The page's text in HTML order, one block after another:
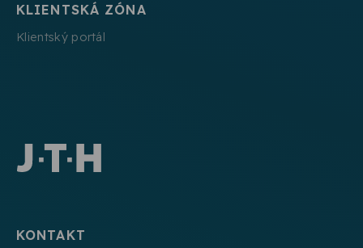
KLIENTSKÁ ZÓNA
Klientský portál
KONTAKT